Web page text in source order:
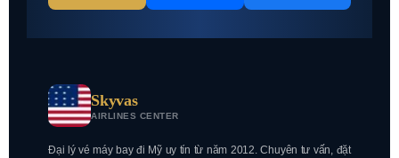
Skyvas
AIRLINES CENTER
Đại lý vé máy bay đi Mỹ uy tín từ năm 2012. Chuyên tư vấn, đặt